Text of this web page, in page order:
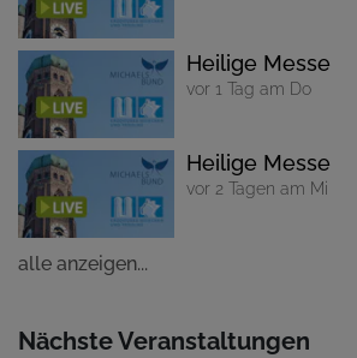
Heilige Messe
vor 1 Tag am Do
Heilige Messe
vor 2 Tagen am Mi
alle anzeigen...
Nächste Veranstaltungen